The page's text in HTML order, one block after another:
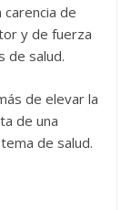
de
y de fuerza
de salud.
de elevar la
de una
de salud.